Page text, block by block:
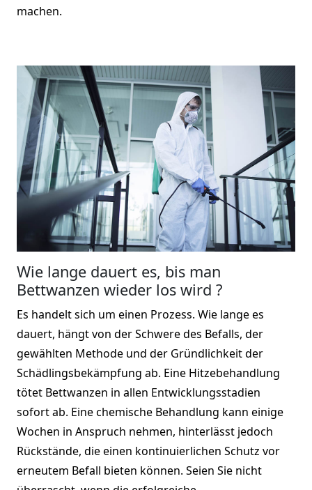
machen.
Wie lange dauert es, bis man
Bettwanzen wieder los wird ?
Es handelt sich um einen Prozess. Wie lange es
dauert, hängt von der Schwere des Befalls, der
gewählten Methode und der Gründlichkeit der
Schädlingsbekämpfung ab. Eine Hitzebehandlung
tötet Bettwanzen in allen Entwicklungsstadien
sofort ab. Eine chemische Behandlung kann einige
Wochen in Anspruch nehmen, hinterlässt jedoch
Rückstände, die einen kontinuierlichen Schutz vor
erneutem Befall bieten können. Seien Sie nicht